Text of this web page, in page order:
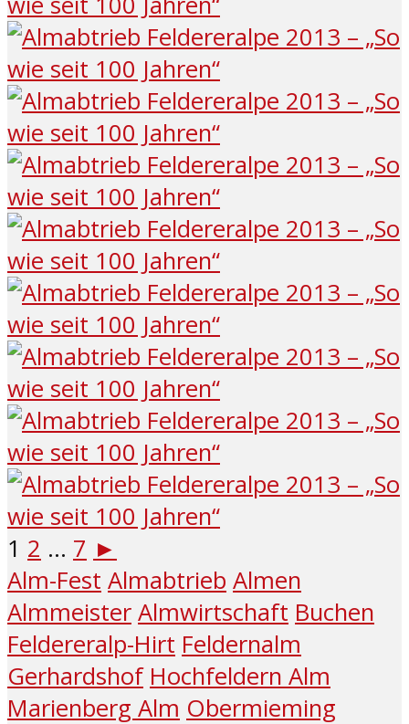
1 2 ... 7 ►
Alm-Fest Almabtrieb Almen
Almmeister Almwirtschaft Buchen
Feldereralp-Hirt Feldernalm
Gerhardshof Hochfeldern Alm
Marienberg Alm Obermieming